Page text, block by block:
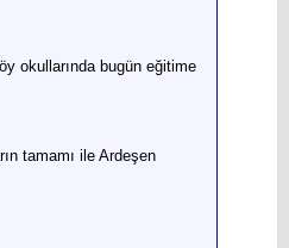
okullarında bugün eğitime
tamamı ile Ardeşen